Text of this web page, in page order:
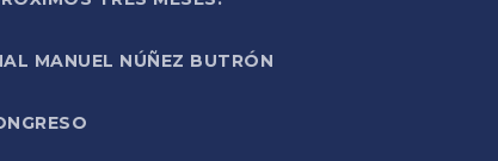
MANUEL NÚÑEZ BUTRÓN